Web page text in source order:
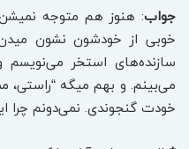
جواب: هنوز هم متوجه نمیشن
خوبی از خودشون نشون
سازنده‌های استخر می‌نویسم
می‌بینم. و بهم میگه “راستی،
خودت گنجوندی. نمی‌دونم چرا